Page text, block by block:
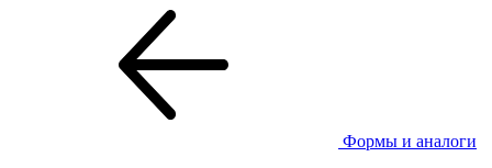
Формы и аналоги